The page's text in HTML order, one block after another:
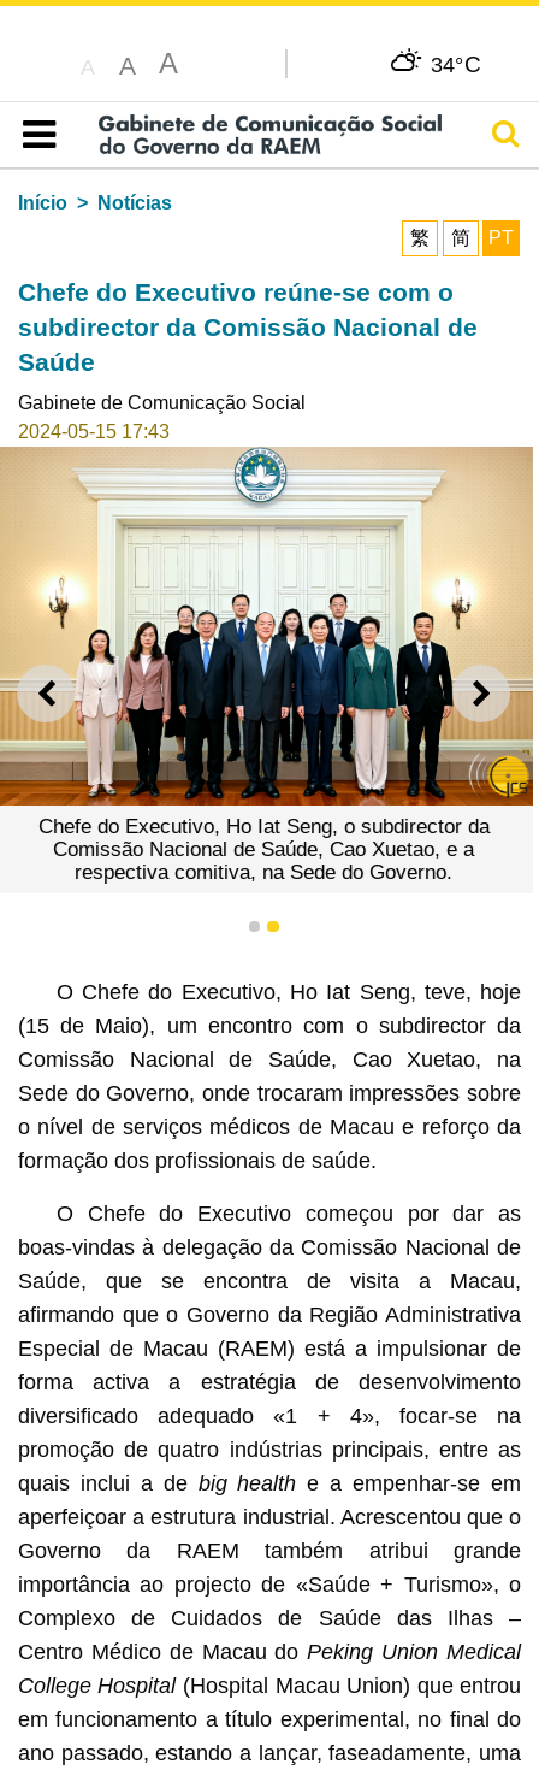
A A A 34°C
Índice
Início
Notícias
繁
简 PT
Chefe do Executivo reúne-se com o
subdirector da Comissão Nacional de
Saúde
Gabinete de Comunicação Social
2024-05-15 17:43
ANTERIOR
Chefe do Executivo, Ho Iat Seng, o subdirector da
Comissão Nacional de Saúde, Cao Xuetao, e a
respectiva comitiva, na Sede do Governo.
1 2
O Chefe do Executivo, Ho Iat Seng, teve, hoje
(15 de Maio), um encontro com o subdirector da
Comissão Nacional de Saúde, Cao Xuetao, na
Sede do Governo, onde trocaram impressões sobre
o nível de serviços médicos de Macau e reforço da
formação dos profissionais de saúde.
O Chefe do Executivo começou por dar as
boas-vindas à delegação da Comissão Nacional de
Saúde, que se encontra de visita a Macau,
afirmando que o Governo da Região Administrativa
Especial de Macau (RAEM) está a impulsionar de
forma activa a estratégia de desenvolvimento
diversificado adequado «1 + 4», focar-se na
promoção de quatro indústrias principais, entre as
quais inclui a de big health e a empenhar-se em
aperfeiçoar a estrutura industrial. Acrescentou que o
Governo da RAEM também atribui grande
importância ao projecto de «Saúde + Turismo», o
Complexo de Cuidados de Saúde das Ilhas –
Centro Médico de Macau doPeking Union Medical
College Hospital(Hospital Macau Union) que entrou
em funcionamento a título experimental, no final do
ano passado, estando a lançar, faseadamente, uma